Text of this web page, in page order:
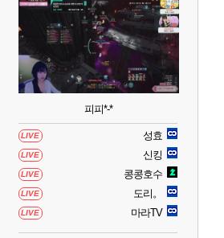
피피*-*
LIVE 성효
LIVE 신킹
LIVE 콩콩호수
LIVE 도리。
LIVE 마라TV